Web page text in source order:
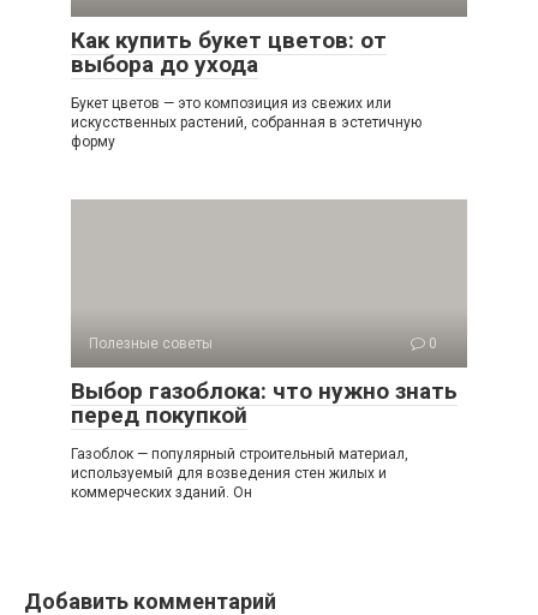
Как купить букет цветов: от
выбора до ухода
Букет цветов — это композиция из свежих или
искусственных растений, собранная в эстетичную
форму
Полезные советы 0
Выбор газоблока: что нужно знать
перед покупкой
Газоблок — популярный строительный материал,
используемый для возведения стен жилых и
коммерческих зданий. Он
Добавить комментарий